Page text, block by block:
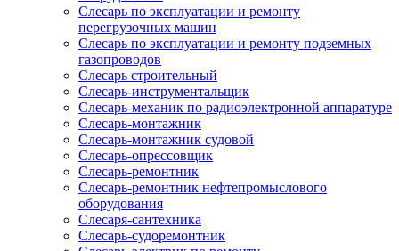
Слесарь по эксплуатации и ремонту
перегрузочных машин
Слесарь по эксплуатации и ремонту подземных
газопроводов
Слесарь строительный
Слесарь-инструментальщик
Слесарь-механик по радиоэлектронной аппаратуре
Слесарь-монтажник
Слесарь-монтажник судовой
Слесарь-опрессовщик
Слесарь-ремонтник
Слесарь-ремонтник нефтепромыслового
оборудования
Слесаря-сантехника
Слесарь-судоремонтник